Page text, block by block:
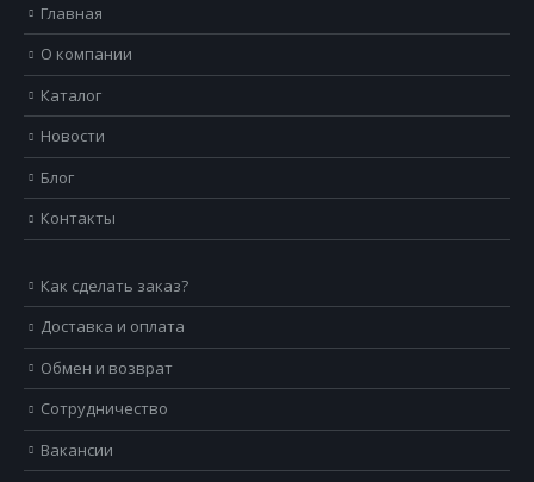
Главная
О компании
Каталог
Новости
Блог
Контакты
Как сделать заказ?
Доставка и оплата
Обмен и возврат
Сотрудничество
Вакансии